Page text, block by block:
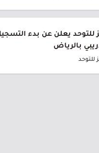
للتوحد يعلن عن بدء
بالرياض
للتوحد